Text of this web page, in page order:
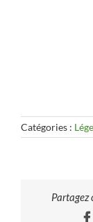
Catégories :
Partagez